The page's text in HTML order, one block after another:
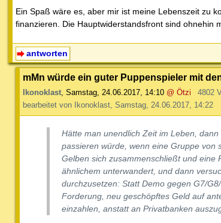
Ein Spaß wäre es, aber mir ist meine Lebenszeit zu
finanzieren. Die Hauptwiderstandsfront sind ohnehin
antworten
mMn würde ein guter Puppenspieler mit
Ikonoklast, Samstag, 24.06.2017, 14:10 @ Ötzi
4802
bearbeitet von Ikonoklast, Samstag, 24.06.2017, 14:22
Hätte man unendlich Zeit im Leben,
passieren würde, wenn eine Gruppe von
Gelben sich zusammenschließt und eine
ähnlichem unterwandert, und dann
durchzusetzen: Statt Demo gegen G7/
Forderung, neu geschöpftes Geld auf
einzahlen, anstatt an Privatbanken